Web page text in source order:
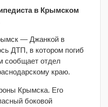
в Крымском
— Джанкой в
ДТП, в котором погиб
сообщает отдел
краю.
Крымска. Его
боковой